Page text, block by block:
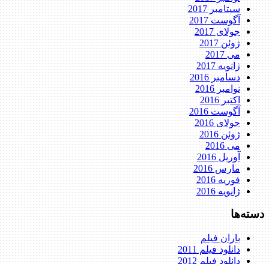
سپتامبر 2017
آگوست 2017
جولای 2017
ژوئن 2017
می 2017
ژانویه 2017
دسامبر 2016
نوامبر 2016
اکتبر 2016
آگوست 2016
جولای 2016
ژوئن 2016
می 2016
آوریل 2016
مارس 2016
فوریه 2016
ژانویه 2016
دسته‌ها
باران فیلم
دانلود فیلم 2011
دانلود فیلم 2012